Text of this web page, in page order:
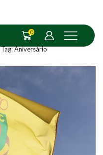
0
Tag: Aniversário